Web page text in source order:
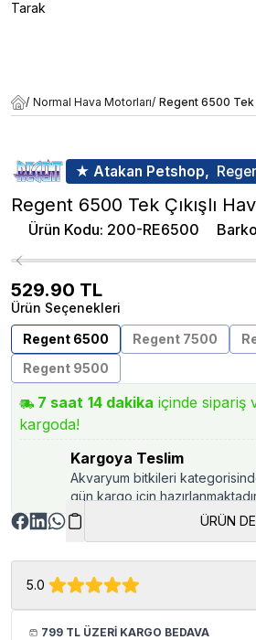
Tarak
/ Normal Hava Motorları/ Regent 6500 Tek
★ Atakan Petshop,
Regent 6500 Tek Çıkışlı
Ürün Kodu: 200-RE6500
529.90 TL
Ürün Seçenekleri
Regent 6500
Regent 7500
Regent 9500
7 saat 14 dakika içinde sipariş
kargoda!
Kargoya Teslim
Akvaryum bitkileri
gün kargo için
ÜRÜN
5.0
799 TL ÜZERİ KARGO BEDAVA